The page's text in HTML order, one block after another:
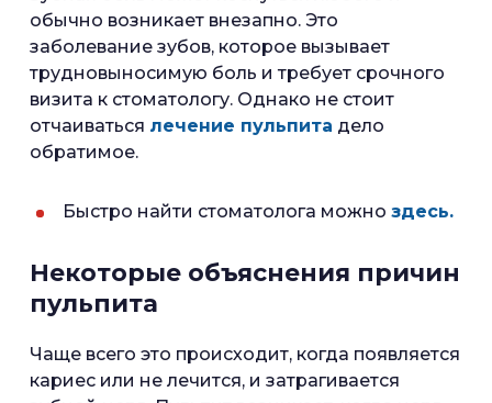
обычно возникает внезапно. Это
заболевание зубов, которое вызывает
трудновыносимую боль и требует срочного
визита к стоматологу. Однако не стоит
отчаиваться лечение пульпита дело
обратимое.
Быстро найти стоматолога можно здесь.
Некоторые объяснения причин
пульпита
Чаще всего это происходит, когда появляется
кариес или не лечится, и затрагивается